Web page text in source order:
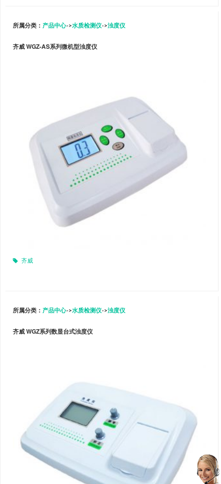
所属分类： 产品中心->水质检测仪->浊度仪
齐威 WGZ-AS系列微机型浊度仪
齐威
所属分类： 产品中心->水质检测仪->浊度仪
齐威 WGZ系列数显台式浊度仪